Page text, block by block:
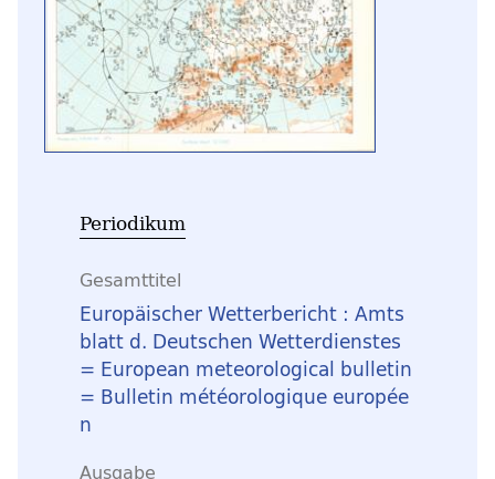
Periodikum
Gesamttitel
Europäischer Wetterbericht : Amts
blatt d. Deutschen Wetterdienstes
= European meteorological bulletin
= Bulletin météorologique europée
n
Ausgabe